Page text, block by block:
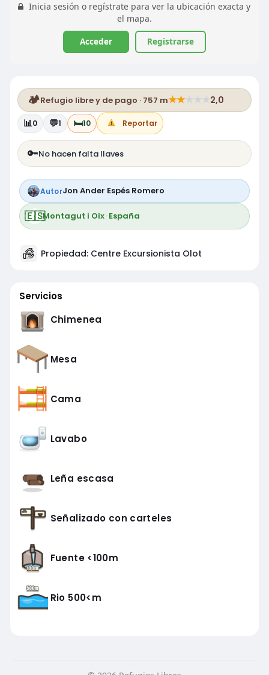
Inicia sesión o regístrate para ver la ubicación exacta y
el mapa.
Acceder Registrarse
🏕️Refugio libre y de pago · 757 m★★★ ★ ★2,0
📊0 💬1 🛏️10 Reportar
🔑No hacen falta llaves
AutorJon Ander Espés Romero
🇪🇸Montagut i Oix·España
Propiedad: Centre Excursionista Olot
Servicios
Chimenea
Mesa
Cama
Lavabo
Leña escasa
Señalizado con carteles
Fuente <100m
Rio 500<m